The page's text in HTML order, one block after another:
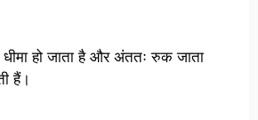
हो जाता है और अंततः रुक जाता
हैं।